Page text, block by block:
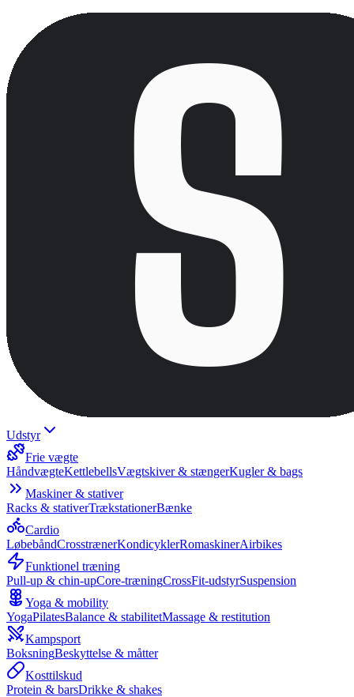
Udstyr
Frie vægte
HåndvægteKettlebellsVægtskiver & stængerKugler & bags
Maskiner & stativer
Racks & stativerTrækstationerBænke
Cardio
LøbebåndCrosstrænerKondicyklerRomaskinerAirbikes
Funktionel træning
Pull-up & chin-upCore-træningCrossFit-udstyrSuspension
Yoga & mobility
YogaPilatesBalance & stabilitetMassage & restitution
Kampsport
BoksningBeskyttelse & måtter
Kosttilskud
Protein & barsDrikke & shakes